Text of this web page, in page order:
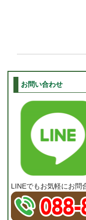
お問い合わせ
LINEでもお気軽にお問